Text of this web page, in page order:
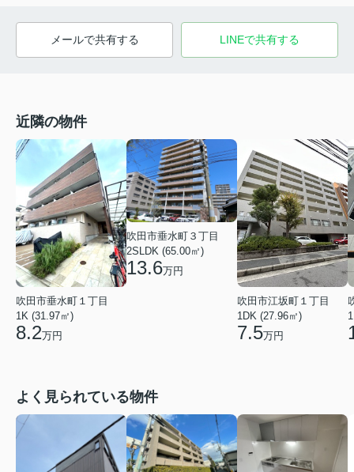
メールで共有する LINEで共有する
近隣の物件
吹田市垂水町１丁目
1K (31.97㎡)
8.2万円
吹田市垂水町３丁目
2SLDK (65.00㎡)
13.6万円
吹田市江坂町１丁目
1DK (27.96㎡)
7.5万円
よく見られている物件